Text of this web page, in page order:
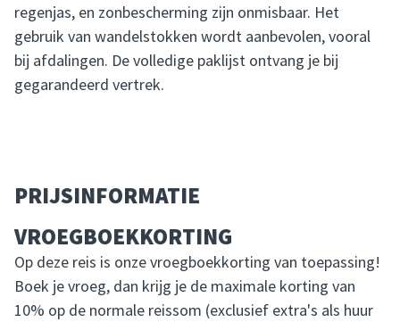
regenjas, en zonbescherming zijn onmisbaar. Het
gebruik van wandelstokken wordt aanbevolen, vooral
bij afdalingen. De volledige paklijst ontvang je bij
gegarandeerd vertrek.
PRIJSINFORMATIE
VROEGBOEKKORTING
Op deze reis is onze vroegboekkorting van toepassing!
Boek je vroeg, dan krijg je de maximale korting van
10% op de normale reissom (exclusief extra's als huur